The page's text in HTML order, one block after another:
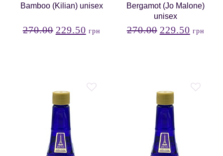
Bamboo (Kilian) unisex
270.00 229.50 грн
Bergamot (Jo Malone)
unisex
270.00 229.50 грн